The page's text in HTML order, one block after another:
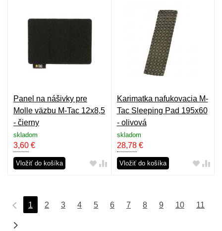
Panel na nášivky pre
Molle väzbu M-Tac 12x8,5
- čierny
skladom
3,60 €
Vložiť do košíka
Karimatka nafukovacia M-
Tac Sleeping Pad 195x60
- olivová
skladom
28,78€
Vložiť do košíka
1 2 3 4 5 6 7 8 9 10 11